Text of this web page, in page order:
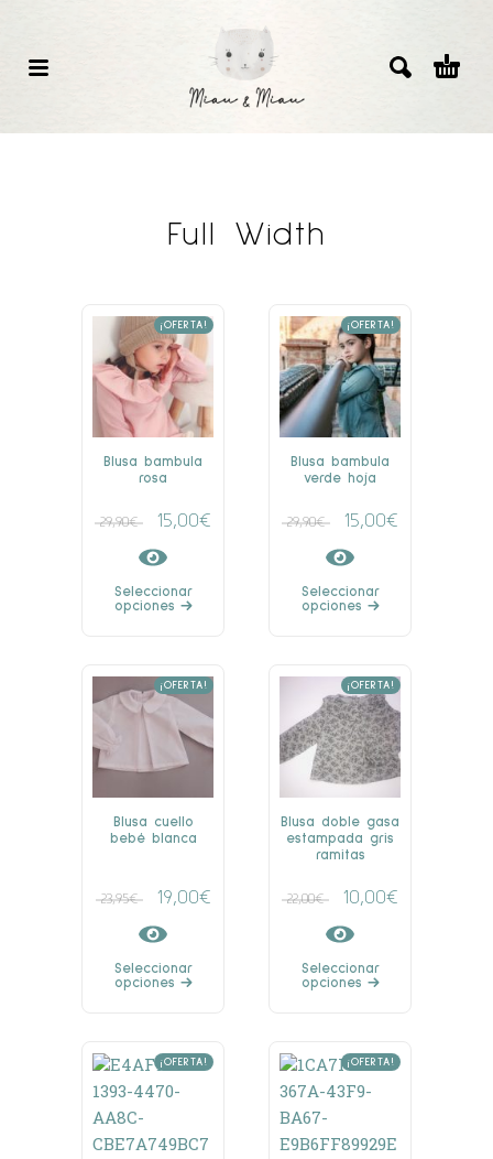
Full Width
¡OFERTA!
Blusa bambula
rosa
29,90€ 15,00€
Seleccionar
opciones
¡OFERTA!
Blusa bambula
verde hoja
29,90€ 15,00€
Seleccionar
opciones
¡OFERTA!
Blusa cuello
bebé blanca
23,95€ 19,00€
Seleccionar
opciones
¡OFERTA!
Blusa doble gasa
estampada gris
ramitas
22,00€ 10,00€
Seleccionar
opciones
¡OFERTA! ¡OFERTA!